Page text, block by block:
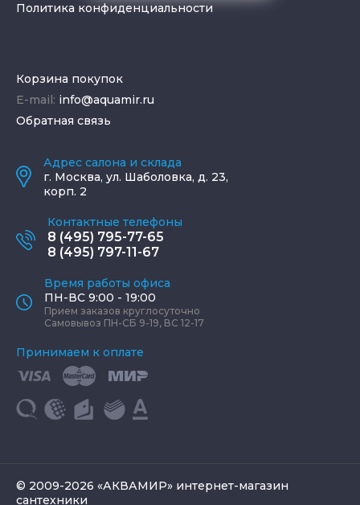
Политика конфиденциальности
Корзина покупок
E-mail: info@aquamir.ru
Обратная связь
Адрес салона и склада
г. Москва, ул. Шаболовка, д. 23,
корп. 2
Контактные телефоны
8 (495) 795-77-65
8 (495) 797-11-67
Время работы офиса
ПН-ВС 9:00 - 19:00
Прием заказов круглосуточно
Самовывоз ПН-СБ 9-19, ВС 12-17
Принимаем к оплате
© 2009-2026 «АКВАМИР» интернет-магазин
сантехники